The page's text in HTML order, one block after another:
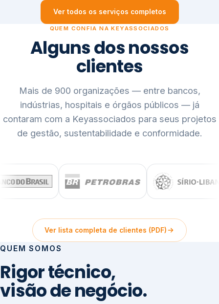
Ver todos os serviços completos
QUEM CONFIA NA KEYASSOCIADOS
Alguns dos nossos
clientes
Mais de 900 organizações — entre bancos,
indústrias, hospitais e órgãos públicos — já
contaram com a Keyassociados para seus projetos
de gestão, sustentabilidade e conformidade.
Ver lista completa de clientes (PDF)
QUEM SOMOS
Rigor técnico,
visão de negócio.